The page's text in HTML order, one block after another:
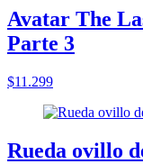
Avatar The
Parte 3
$11.299
Rueda ovillo